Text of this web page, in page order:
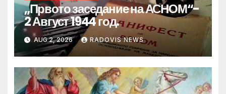
„Првото заседание на АСНОМ“-
2 Август 1944 год.
AUG 2, 2026 RADOVIS NEWS